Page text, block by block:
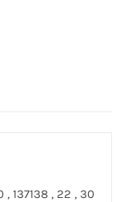
, 137138 , 22 , 30